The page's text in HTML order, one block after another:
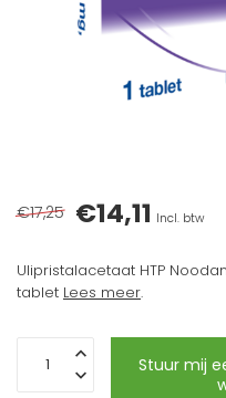
€17,25 €14,11 Incl. btw
Ulipristalacetaat HTP
tablet Lees meer.
Stuur mij